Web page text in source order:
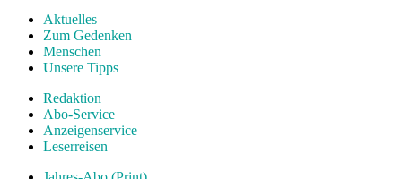
Aktuelles
Zum Gedenken
Menschen
Unsere Tipps
Redaktion
Abo-Service
Anzeigenservice
Leserreisen